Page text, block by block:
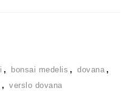
, bonsai medelis , dovana ,
, verslo dovana